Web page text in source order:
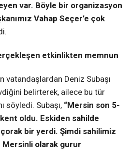
var. Böyle bir organizasyon
Vahap Seçer’e çok
etkinlikten memnun
vatandaşlardan Deniz Subaşı
belirterek, ailece bu tür
söyledi. Subaşı, “Mersin son 5-
oldu. Eskiden sahilde
bir yerdi. Şimdi sahilimiz
olarak gurur